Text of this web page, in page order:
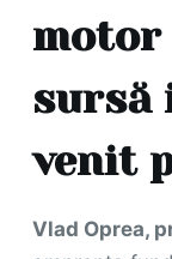
motor
sursă
venit
Vlad Oprea,